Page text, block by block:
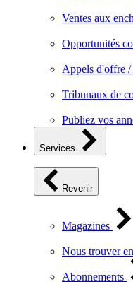
Ventes aux
Opportunités
Appels d'offre
Tribunaux de
Publiez vos
Services
Revenir
Magazines
Nous trouver
Abonnements